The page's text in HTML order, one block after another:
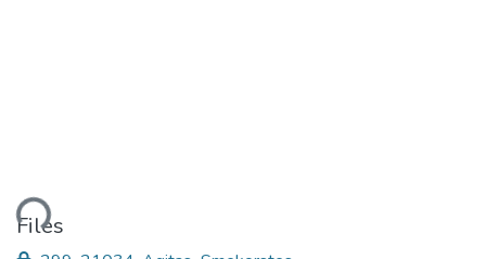
Files